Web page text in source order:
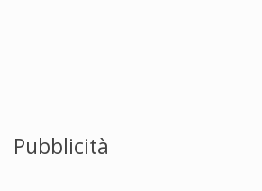
Pubblicità